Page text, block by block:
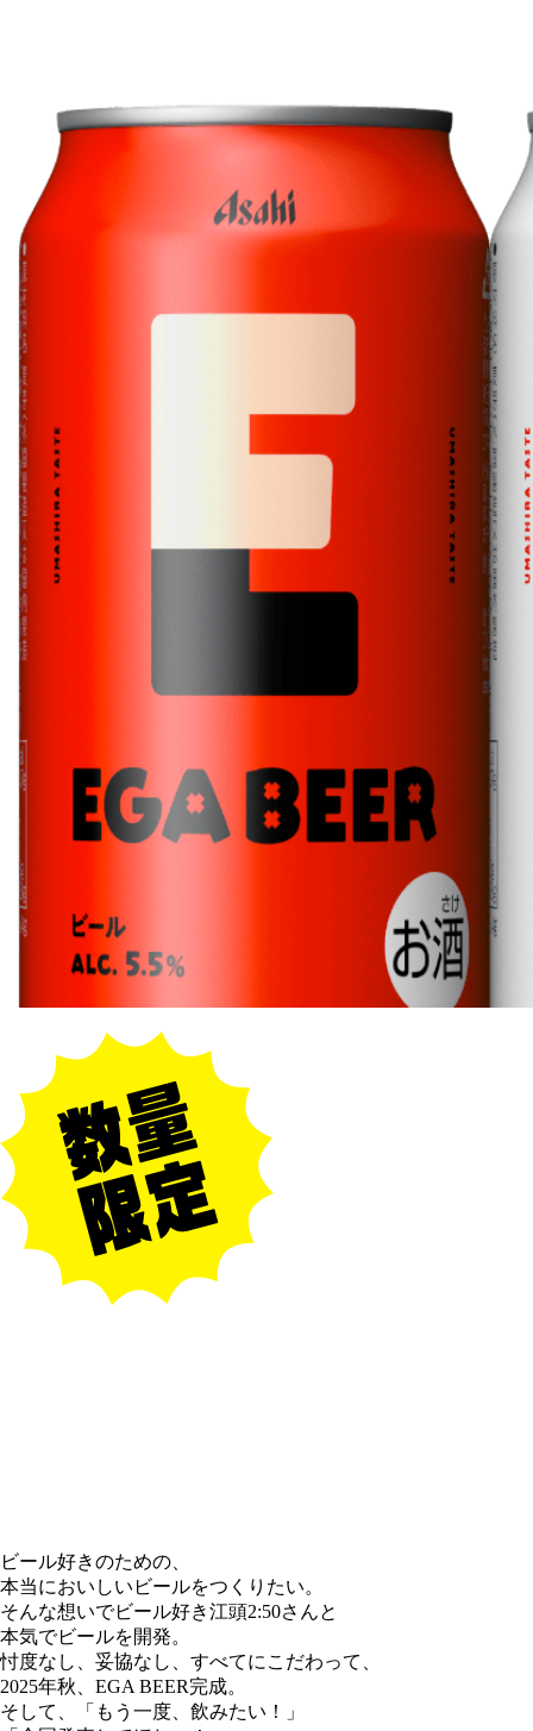
ビール好きのための、
本当においしいビールをつくりたい。
そんな想いでビール好き江頭2:50さんと
本気でビールを開発。
忖度なし、妥協なし、すべてにこだわって、
2025年秋、EGA BEER完成。
そして、「もう一度、飲みたい！」